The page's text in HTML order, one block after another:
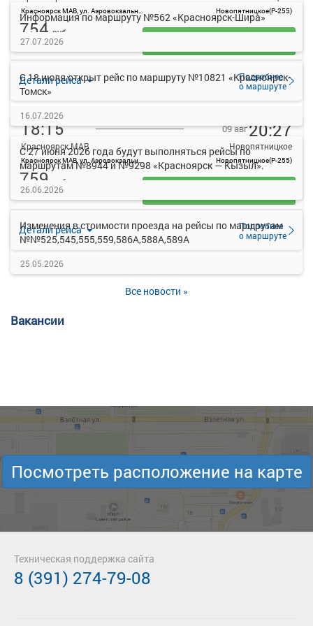
Красноярск МАВ, ул. Аэровокзальная, д. 22 Новопятницкое(Р-255)
Детали рейса
Подробнее
о маршруте
754 руб.
38 свободных мест
18:15
Красноярск МАВ
Красноярск МАВ, ул. Аэровокзальная, д. 22
09 авг20:27
Новопятницкое
Новопятницкое(Р-255)
Детали рейса
Подробнее
о маршруте
759
руб.
45 свободных мест
Информация по маршруту №562 «Красноярск-Шира»
27.07.2026
С 18 июля открыт рейс по маршруту №10821 «Красноярск-
Томск»
16.07.2026
С 27 июня 2026 года будут выполняться рейсы по
маршрутам №8944 и №9298 «Красноярск — Кызыл».
26.06.2026
Изменения в стоимости проезда на рейсы по маршрутам
№№525,545,555,559,586А,588А,589А
25.05.2026
Все новости »
Вакансии
Посмотреть расположение на карте
Техническая поддержка сайта
8 (391) 274-79-08